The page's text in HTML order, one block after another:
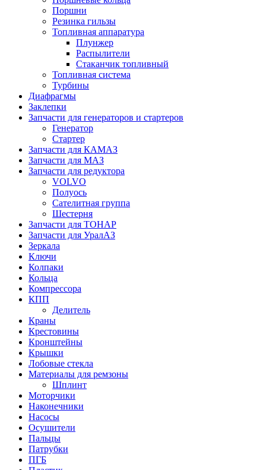
Поршни
Резинка гильзы
Топливная аппаратура
Плунжер
Распылители
Стаканчик топливный
Топливная система
Турбины
Диафрагмы
Заклепки
Запчасти для генераторов и стартеров
Генератор
Стартер
Запчасти для КАМАЗ
Запчасти для МАЗ
Запчасти для редуктора
VOLVO
Полуось
Сателитная группа
Шестерня
Запчасти для ТОНАР
Запчасти для УралАЗ
Зеркала
Ключи
Колпаки
Кольца
Компрессора
КПП
Делитель
Краны
Крестовины
Кронштейны
Крышки
Лобовые стекла
Материалы для ремзоны
Шплинт
Моторчики
Наконечники
Насосы
Осушители
Пальцы
Патрубки
ПГБ